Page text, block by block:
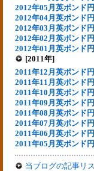
2012年05月英ポンド円
2012年04月英ポンド円
2012年03月英ポンド円
2012年02月英ポンド円
2012年01月英ポンド円
[2011年]
2011年12月英ポンド円
2011年11月英ポンド円
2011年10月英ポンド円
2011年09月英ポンド円
2011年08月英ポンド円
2011年07月英ポンド円
2011年06月英ポンド円
2011年05月英ポンド円
当ブログの記事リ